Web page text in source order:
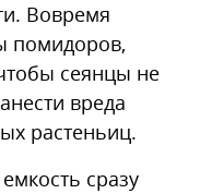
Вовремя
помидоров,
сеянцы не
вреда
растеньиц.
сразу